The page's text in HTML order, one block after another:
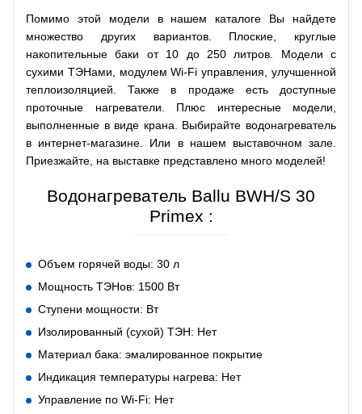
Помимо этой модели в нашем каталоге Вы найдете
множество других вариантов. Плоские, круглые
накопительные баки от 10 до 250 литров. Модели с
сухими ТЭНами, модулем Wi-Fi управления, улучшенной
теплоизоляцией. Также в продаже есть доступные
проточные нагреватели. Плюс интересные модели,
выполненные в виде крана. Выбирайте водонагреватель
в интернет-магазине. Или в нашем выставочном зале.
Приезжайте, на выставке представлено много моделей!
Водонагреватель Ballu BWH/S 30
Primex :
Объем горячей воды: 30 л
Мощность ТЭНов: 1500 Вт
Ступени мощности: Вт
Изолированный (сухой) ТЭН: Нет
Материал бака: эмалированное покрытие
Индикация температуры нагрева: Нет
Управление по Wi-Fi: Нет